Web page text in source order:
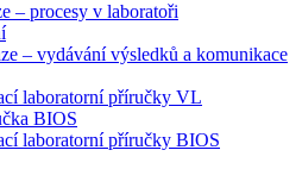
– procesy v laboratoři
– vydávání výsledků a komunikace
laboratorní příručky VL
BIOS
laboratorní příručky BIOS